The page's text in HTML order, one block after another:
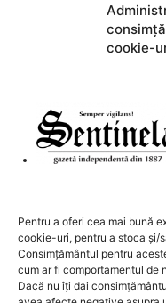
cookie-
Pentru a oferi cea mai bună
cookie-uri, pentru a stoca și/
Consimțământul pentru
cum ar fi comportamentul de
Dacă nu îți dai
1
Contactați-